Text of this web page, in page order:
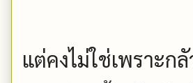
แต่คงไม่ใช่เพราะก